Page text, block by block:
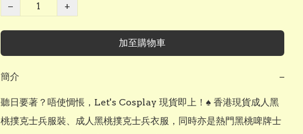
−
+
加至購物車
簡介 −
聽日要著？唔使惆悵，Let's Cosplay 現貨即上！♠️ 香港現貨成人黑
桃撲克士兵服裝、成人黑桃撲克士兵衣服，同時亦是熱門黑桃啤牌士